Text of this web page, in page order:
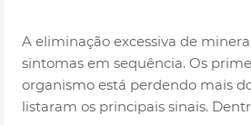
A eliminação excessiva de
sintomas em sequência. Os
organismo está perdendo mais
listaram os principais sinais.